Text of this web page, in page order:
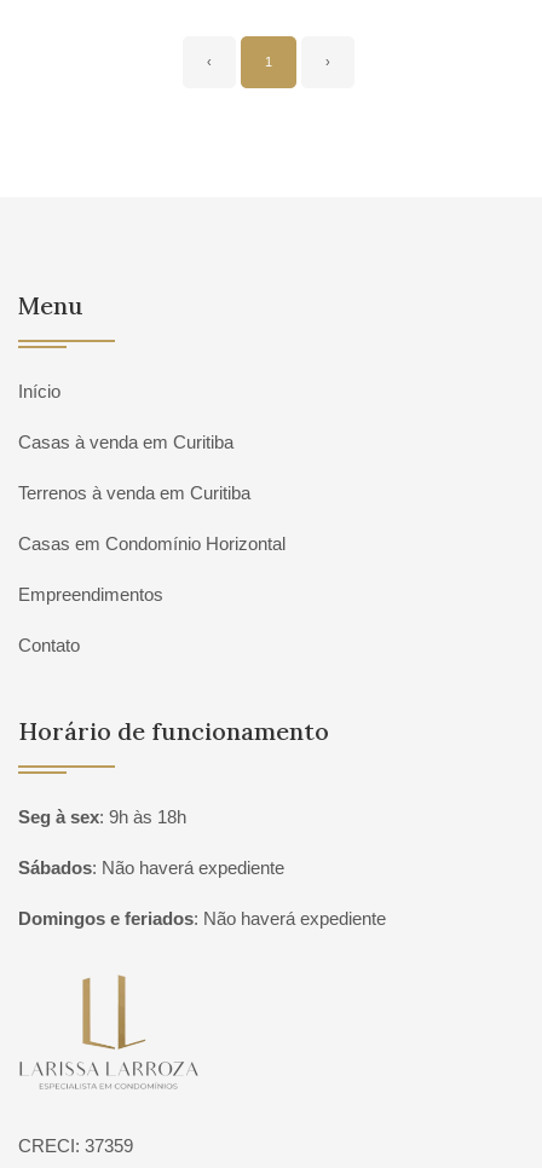
‹ 1 ›
Menu
Início
Casas à venda em Curitiba
Terrenos à venda em Curitiba
Casas em Condomínio Horizontal
Empreendimentos
Contato
Horário de funcionamento
Seg à sex: 9h às 18h
Sábados: Não haverá expediente
Domingos e feriados: Não haverá expediente
CRECI: 37359